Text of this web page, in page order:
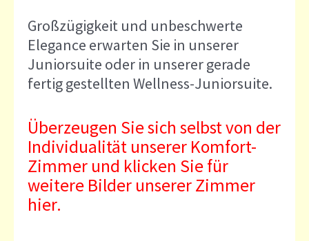
Großzügigkeit und unbeschwerte
Elegance erwarten Sie in unserer
Juniorsuite oder in unserer gerade
fertig gestellten Wellness-Juniorsuite.
Überzeugen Sie sich selbst von der
Individualität unserer Komfort-
Zimmer und klicken Sie für
weitere Bilder unserer Zimmer
hier.